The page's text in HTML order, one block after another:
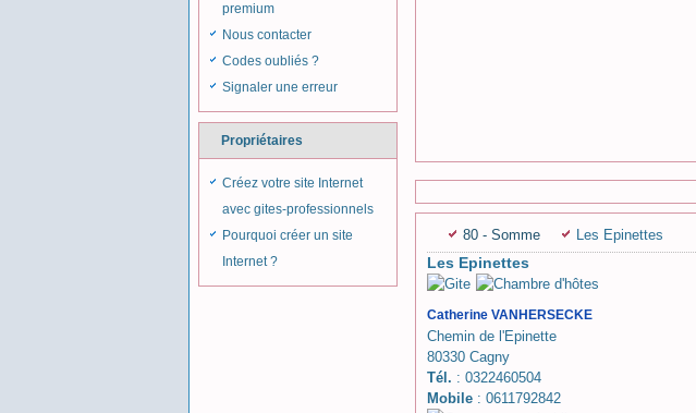
premium
Nous contacter
Codes oubliés ?
Signaler une erreur
Propriétaires
Créez votre site Internet
avec gites-professionnels
Pourquoi créer un site
Internet ?
80 - Somme Les Epinettes
Les Epinettes
Catherine VANHERSECKE
Chemin de l'Epinette
80330 Cagny
Tél. : 0322460504
Mobile : 0611792842